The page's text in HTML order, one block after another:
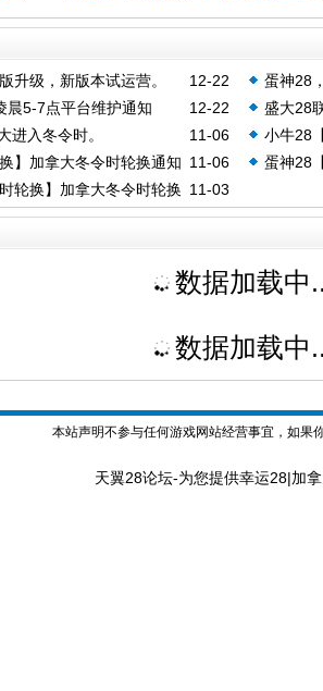
12-22
升级，新版本试运营。
蛋神28
12-22
晨5-7点平台维护通知
盛大28
11-06
进入冬令时。
小牛28
11-06
】加拿大冬令时轮换通知
蛋神28
11-03
轮换】加拿大冬令时轮换
数据加载中
数据加载中
本站声明不参与任何游戏网站经营事宜，如果
天翼28论坛-为您提供幸运28|加